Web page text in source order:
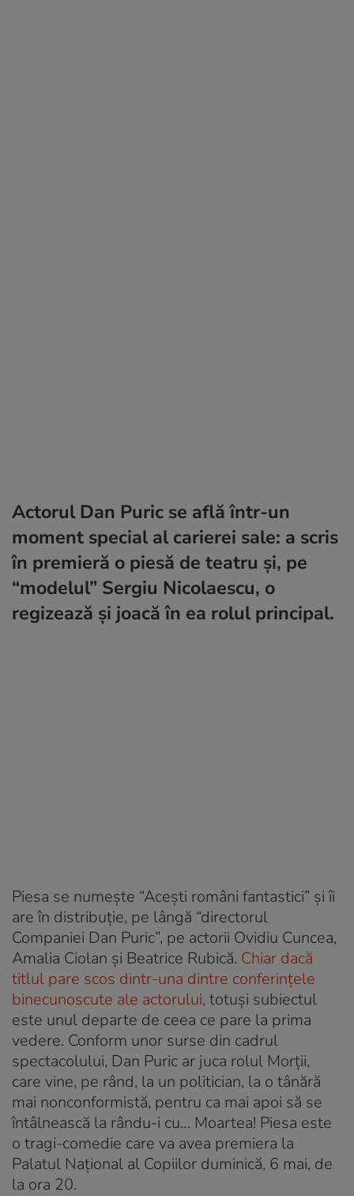
Actorul Dan Puric se află într-un
moment special al carierei sale: a scris
în premieră o piesă de teatru şi, pe
“modelul” Sergiu Nicolaescu, o
regizează şi joacă în ea rolul principal.
Piesa se numeşte “Aceşti români fantastici” şi îi
are în distribuţie, pe lângă “directorul
Companiei Dan Puric”, pe actorii Ovidiu Cuncea,
Amalia Ciolan şi Beatrice Rubică. Chiar dacă
titlul pare scos dintr-una dintre conferinţele
binecunoscute ale actorului, totuşi subiectul
este unul departe de ceea ce pare la prima
vedere. Conform unor surse din cadrul
spectacolului, Dan Puric ar juca rolul Morţii,
care vine, pe rând, la un politician, la o tânără
mai nonconformistă, pentru ca mai apoi să se
întâlnească la rându-i cu… Moartea! Piesa este
o tragi-comedie care va avea premiera la
Palatul Naţional al Copiilor duminică, 6 mai, de
la ora 20.